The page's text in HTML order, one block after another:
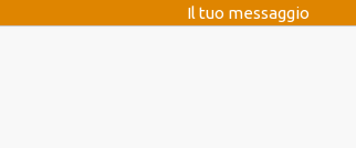
Il tuo messaggio